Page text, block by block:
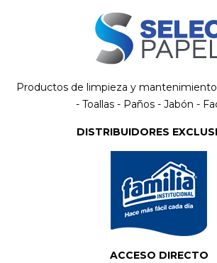
Productos de limpieza y
- Toallas - Paños - Jabón -
DISTRIBUIDORES
ACCESO DIRECTO